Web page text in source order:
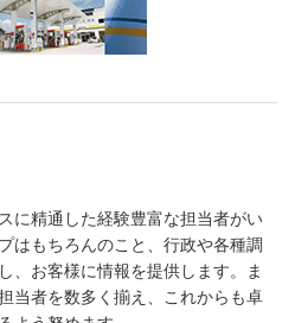
に精通した経験豊富な担当者がい
はもちろんのこと、行政や各種調
、お客様に情報を提供します。ま
当者を数多く揃え、これからも卓